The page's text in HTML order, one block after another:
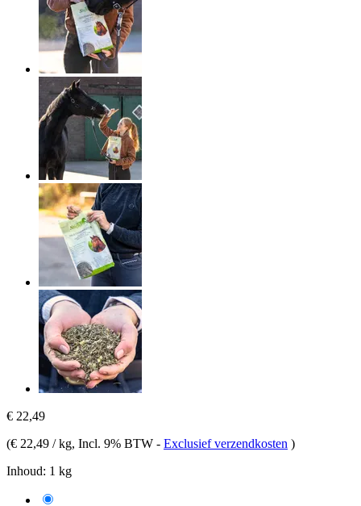
€ 22,49
(€ 22,49 / kg, Incl. 9% BTW - Exclusief verzendkosten )
Inhoud: 1 kg